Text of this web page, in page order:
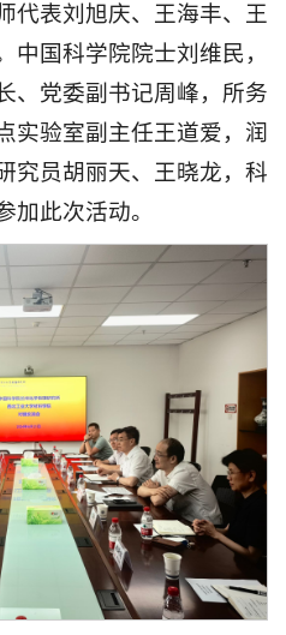
代表刘旭庆、王海丰、王
中国科学院院士刘维民，
、党委副书记周峰，所务
实验室副主任王道爱，润
究员胡丽天、王晓龙，科
加此次活动。